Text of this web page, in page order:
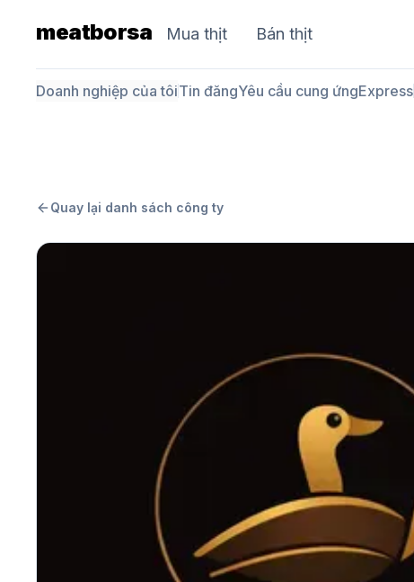
meatborsa Mua thịt Bán thịt
Doanh nghiệp của tôiTin đăngYêu cầu cung ứngExpress
Quay lại danh sách công ty